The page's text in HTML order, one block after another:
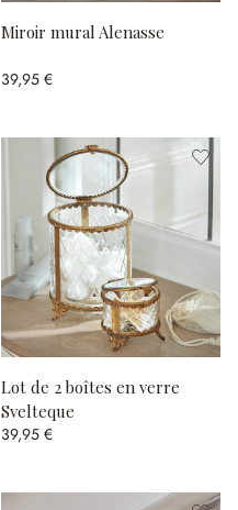
Miroir mural Alenasse
39,95 €
Lot de 2 boîtes en verre
Svelteque
39,95 €